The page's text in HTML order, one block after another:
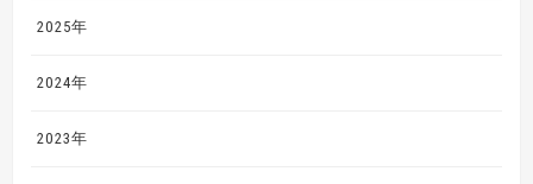
2025年
2024年
2023年